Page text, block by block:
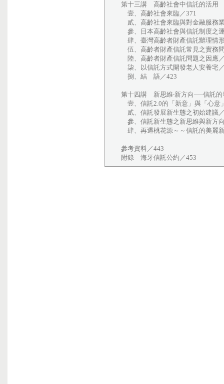
第十三講 高齡社會中信託的活用
壹、高齡社會來臨／371
貳、高齡社會來臨與對金融服務
參、日本高齡社會與信託制度之
肆、臺灣高齡者財產信託辦理情
伍、高齡者財產信託常見之實務
陸、高齡者財產信託問題之因應
柒、以信託方式開發老人安養宅
捌、結 語／423
第十四講 新思維‧新方向──信託
壹、信託2.0的「新意」與「心意
貳、信託發展新生態之初始建議
參、信託新生態之新思維與新方
肆、再遇桃花源～～信託的美麗
參考資料／443
附錄 海牙信託公約／453